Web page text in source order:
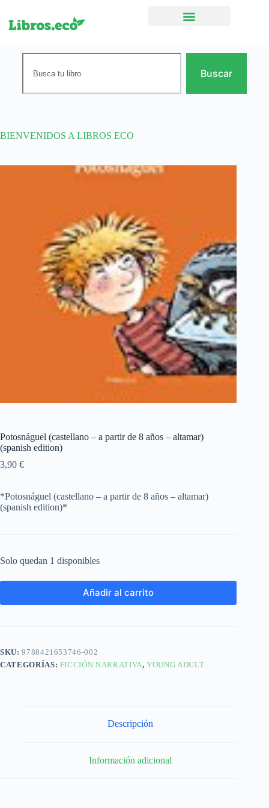
Buscar
BIENVENIDOS A LIBROS ECO
Potosnáguel (castellano – a partir de 8 años – altamar)
(spanish edition)
3,90 €
*Potosnáguel (castellano – a partir de 8 años – altamar)
(spanish edition)*
Solo quedan 1 disponibles
Añadir al carrito
SKU:9788421653746-002
CATEGORÍAS: FICCIÓN NARRATIVA,YOUNG ADULT
Descripción
Información adicional